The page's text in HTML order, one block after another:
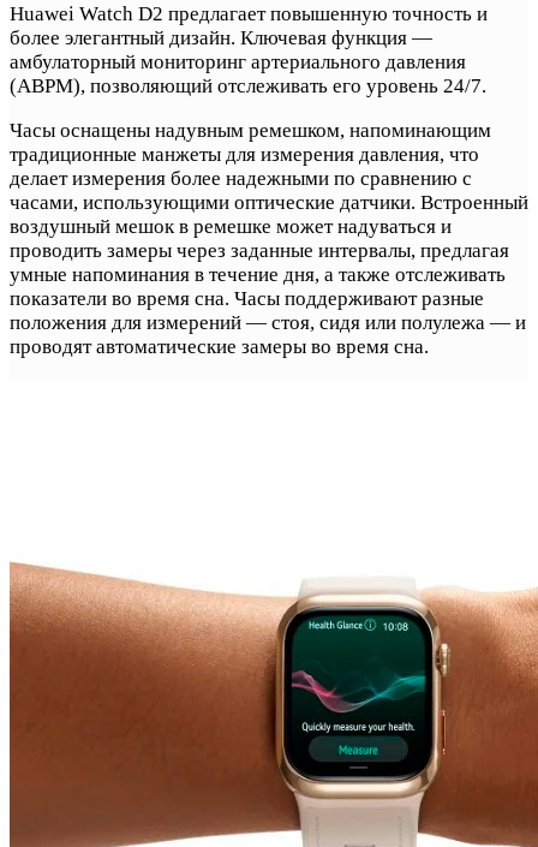
Huawei Watch D2 предлагает повышенную точность и
более элегантный дизайн. Ключевая функция —
амбулаторный мониторинг артериального давления
(ABPM), позволяющий отслеживать его уровень 24/7.
Часы оснащены надувным ремешком, напоминающим
традиционные манжеты для измерения давления, что
делает измерения более надежными по сравнению с
часами, использующими оптические датчики. Встроенный
воздушный мешок в ремешке может надуваться и
проводить замеры через заданные интервалы, предлагая
умные напоминания в течение дня, а также отслеживать
показатели во время сна. Часы поддерживают разные
положения для измерений — стоя, сидя или полулежа — и
проводят автоматические замеры во время сна.